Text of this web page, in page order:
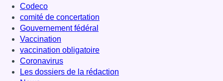
Codeco
comité de concertation
Gouvernement fédéral
Vaccination
vaccination obligatoire
Coronavirus
Les dossiers de la rédaction